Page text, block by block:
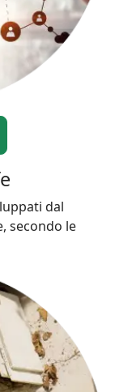
dal
secondo le